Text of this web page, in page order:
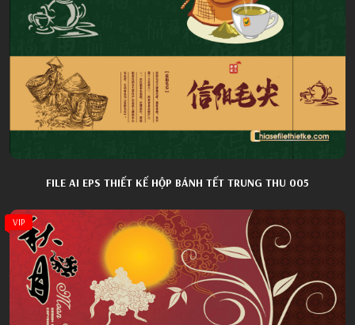
FILE AI EPS THIẾT KẾ HỘP BÁNH TẾT TRUNG THU 005
VIP